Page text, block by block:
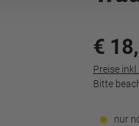
€
Preise
Bitte
nur